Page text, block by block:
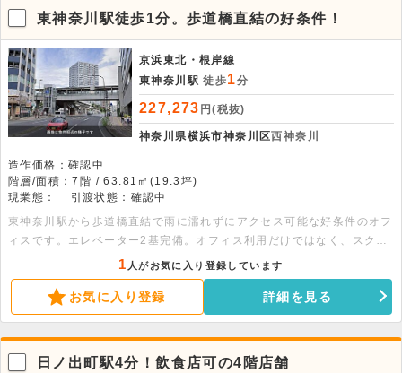
東神奈川駅徒歩1分。歩道橋直結の好条件！
京浜東北・根岸線
東神奈川駅 徒歩1分
227,273 円(税抜)
神奈川県横浜市神奈川区西神奈川
造作価格：確認中
階層/面積：7階 / 63.81㎡(19.3坪)
現業態：
引渡状態：確認中
東神奈川駅から歩道橋直結で雨に濡れずにアクセス可能な好条件のオフ
ィスです。エレベーター2基完備。オフィス利用だけではなく、スクー
ル関連事業にもおすすめです。ぜひお問い合わせください。
1 人がお気に入り登録しています
お気に入り登録 詳細を見る
日ノ出町駅4分！飲食店可の4階店舗